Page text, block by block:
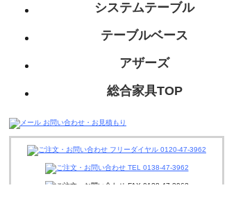
システムテーブル
テーブルベース
アザーズ
総合家具TOP